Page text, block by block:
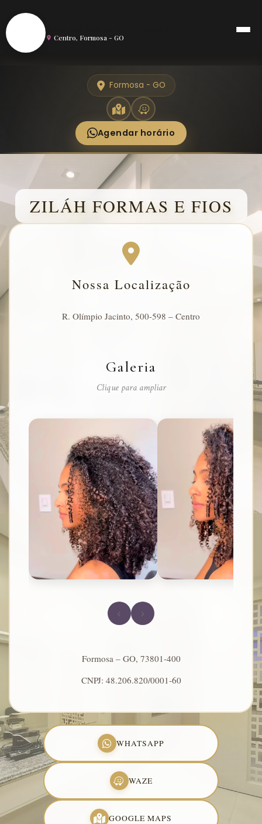
Centro, Formosa - GO
Formosa - GO
Agendar horário
ZILÁH FORMAS E FIOS
Nossa Localização
R. Olímpio Jacinto, 500-598 – Centro
Galeria
Clique para ampliar
‹ ›
Formosa – GO, 73801-400
CNPJ: 48.206.820/0001-60
WHATSAPP
WAZE
GOOGLE MAPS